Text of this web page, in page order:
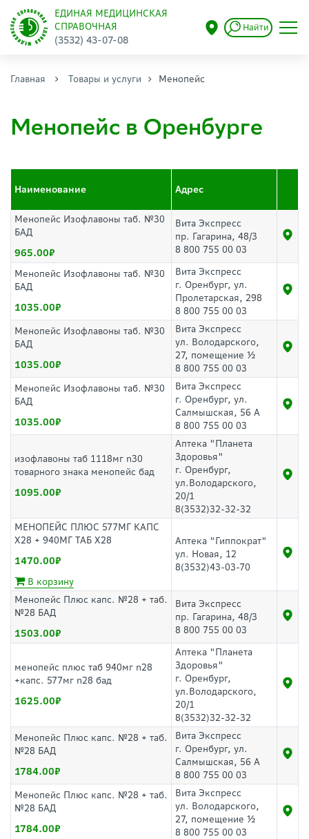
ЕДИНАЯ МЕДИЦИНСКАЯ
СПРАВОЧНАЯ
(3532) 43-07-08
Найти
Главная Товары и услуги Менопейс
Менопейс в Оренбурге
Наименование Адрес
Менопейс Изофлавоны таб. №30
БАД
965.00
Вита Экспресс
пр. Гагарина, 48/3
8 800 755 00 03
Менопейс Изофлавоны таб. №30
БАД
1035.00
Вита Экспресс
г. Оренбург, ул.
Пролетарская, 298
8 800 755 00 03
Менопейс Изофлавоны таб. №30
БАД
1035.00
Вита Экспресс
ул. Володарского,
27, помещение ½
8 800 755 00 03
Менопейс Изофлавоны таб. №30
БАД
1035.00
Вита Экспресс
г. Оренбург, ул.
Салмышская, 56 А
8 800 755 00 03
изофлавоны таб 1118мг n30
товарного знака менопейс бад
1095.00
Аптека "Планета
Здоровья"
г. Оренбург,
ул.Володарского,
20/1
8(3532)32-32-32
МЕНОПЕЙС ПЛЮС 577МГ КАПС
Х28 + 940МГ ТАБ Х28
1470.00
В корзину
Аптека "Гиппократ"
ул. Новая, 12
8(3532)43-03-70
Менопейс Плюс капс. №28 + таб.
№28 БАД
1503.00
Вита Экспресс
пр. Гагарина, 48/3
8 800 755 00 03
менопейс плюс таб 940мг n28
+капс. 577мг n28 бад
1625.00
Аптека "Планета
Здоровья"
г. Оренбург,
ул.Володарского,
20/1
8(3532)32-32-32
Менопейс Плюс капс. №28 + таб.
№28 БАД
1784.00
Вита Экспресс
г. Оренбург, ул.
Салмышская, 56 А
8 800 755 00 03
Менопейс Плюс капс. №28 + таб.
№28 БАД
1784.00
Вита Экспресс
ул. Володарского,
27, помещение ½
8 800 755 00 03